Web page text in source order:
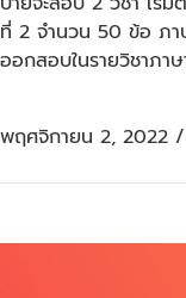
ที่ 2 จำนวน 50 ข้อ ภ
ออกสอบในรายวิชาภา
พฤศจิกายน 2, 2022 /